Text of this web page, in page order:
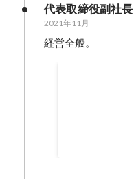
代表取締役副社長
2021年11月
経営全般。